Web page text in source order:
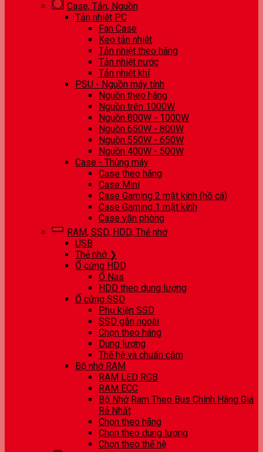
Case, Tản, Nguồn
Tản nhiệt PC
Fan Case
Keo tản nhiệt
Tản nhiệt theo hãng
Tản nhiệt nước
Tản nhiệt khí
PSU - Nguồn máy tính
Nguồn theo hãng
Nguồn trên 1000W
Nguồn 800W - 1000W
Nguồn 650W - 800W
Nguồn 550W - 650W
Nguồn 400W - 500W
Case - Thùng máy
Case theo hãng
Case Mini
Case Gaming 2 mặt kính (hồ cá)
Case Gaming 1 mặt kính
Case văn phòng
RAM, SSD, HDD, Thẻ nhớ
USB
Thẻ nhớ ❯
Ổ cứng HDD
Ổ Nas
HDD theo dung lượng
Ổ cứng SSD
Phụ kiện SSD
SSD gắn ngoài
Chọn theo hãng
Dung lượng
Thế hệ và chuẩn cắm
Bộ nhớ RAM
RAM LED RGB
RAM ECC
Bộ Nhớ Ram Theo Bus Chính Hãng Giá
Rẻ Nhất
Chọn theo hãng
Chọn theo dung lượng
Chọn theo thế hệ